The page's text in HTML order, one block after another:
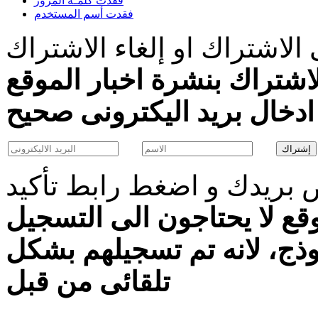
فقدت أسم المستخدم
او إلغاء الاشتراك
بنشرة اخبار الموقع
و اضغط رابط تأكيد
لا يحتاجون الى التسجيل
لانه تم تسجيلهم بشكل
تلقائى من قبل